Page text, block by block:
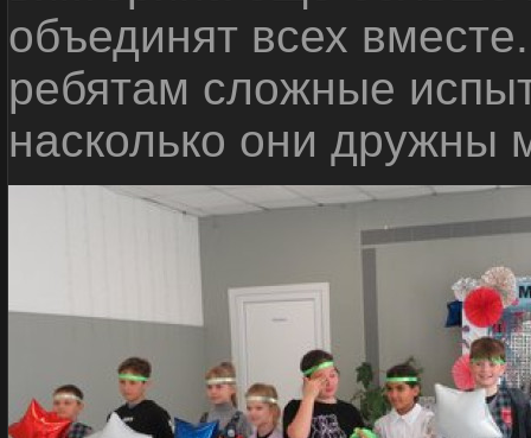
объединят всех
ребятам сложные
насколько они дружны